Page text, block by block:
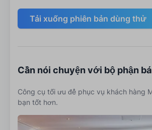
Tải xuống phiên bản dùng thử
Cần nói chuyện với bộ phận
Công cụ tối ưu để phục vụ khách hàng
bạn tốt hơn.